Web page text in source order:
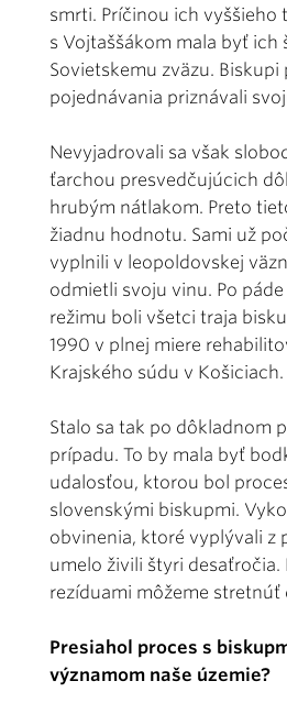
smrti. Príčinou ich vyššieho
s Vojtaššákom mala byť ich
Sovietskemu zväzu. Biskupi
pojednávania priznávali
Nevyjadrovali sa však
ťarchou presvedčujúcich
hrubým nátlakom. Preto
žiadnu hodnotu. Sami už
vyplnili v leopoldovskej
odmietli svoju vinu. Po
režimu boli všetci traja
1990 v plnej miere
Krajského súdu v Košiciach.
Stalo sa tak po dôkladnom
prípadu. To by mala byť
udalosťou, ktorou bol
slovenskými biskupmi.
obvinenia, ktoré vyplývali z
umelo živili štyri desaťročia.
rezíduami môžeme stretnúť
Presiahol proces s
významom naše územie?